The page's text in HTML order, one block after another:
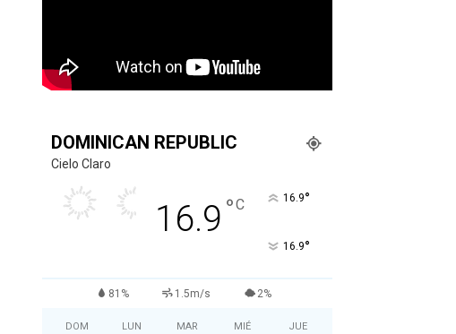
DOMINICAN REPUBLIC
Cielo Claro
16.9 °C 16.9°
16.9°
81% 1.5m/s 2%
DOM LUN MAR MIÉ JUE